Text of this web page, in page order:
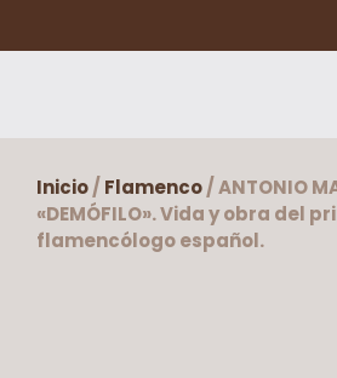
Inicio/ Flamenco/ ANTONIO
«DEMÓFILO». Vida y obra del
flamencólogo español.